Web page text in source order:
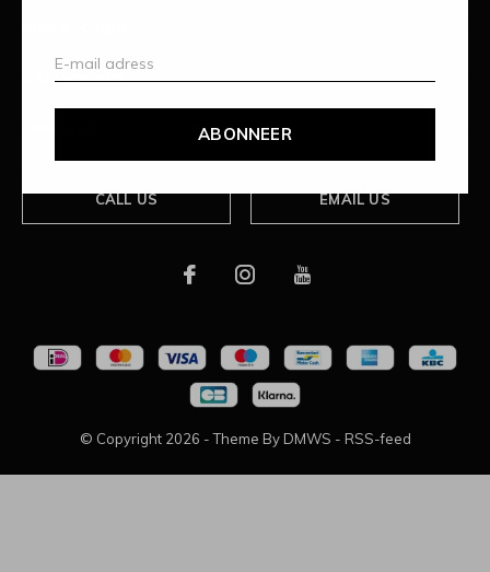
ABONNEER
Categorieën
CALL US EMAIL US
© Copyright 2026 - Theme By DMWS - RSS-feed